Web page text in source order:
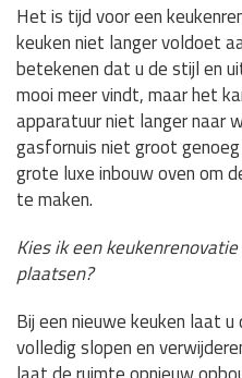
Het is tijd voor een
keuken niet langer voldoet
betekenen dat u de stijl en
mooi meer vindt, maar het
apparatuur niet langer naar
gasfornuis niet groot
grote luxe inbouw oven om
te maken.
Kies ik een
plaatsen?
Bij een nieuwe keuken laat
volledig slopen en